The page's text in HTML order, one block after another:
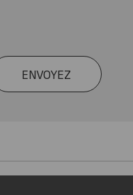
ENVOYEZ